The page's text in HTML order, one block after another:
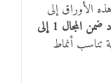
الأوراق إلى
مقارنة وتمييز الأعداد ضمن المجال 1 إلى
تناسب أنماط